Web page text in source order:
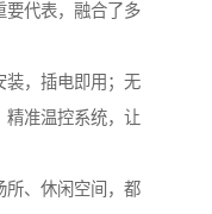
要代表，融合了多
装，插电即用；无
精准温控系统，让
所、休闲空间，都